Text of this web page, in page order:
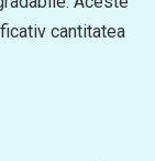
cantitatea